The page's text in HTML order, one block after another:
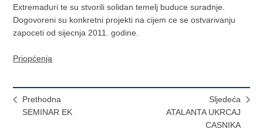
Extremaduri te su stvorili solidan temelj buduce suradnje.
Dogovoreni su konkretni projekti na cijem ce se ostvarivanju
zapoceti od sijecnja 2011. godine.
Priopćenja
Prethodna
SEMINAR EK
Sljedeća
ATALANTA UKRCAJ
CASNIKA